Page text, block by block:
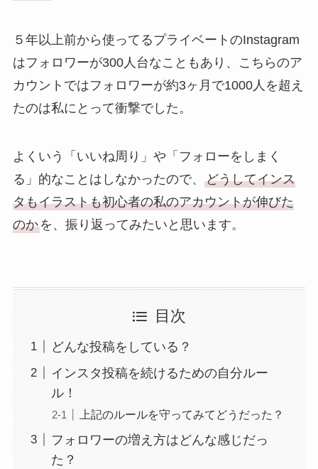
５年以上前から使ってるプライベートのInstagram
はフォロワーが300人台なこともあり、こちらのア
カウントではフォロワーが約3ヶ月で1000人を超え
たのは私にとって衝撃でした。
よくいう「いいね周り」や「フォローをしまく
る」的なことはしなかったので、 どうしてインス
タもイラストも初心者の私のアカウントが伸びた
のかを、振り返ってみたいと思います。
目次
どんな投稿をしている？
インスタ投稿を続けるための自分ルー
ル！
上記のルールを守ってみてどうだった？
フォロワーの増え方はどんな感じだっ
た？